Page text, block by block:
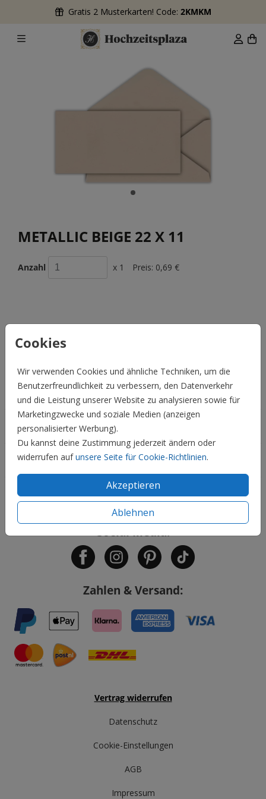
Gratis 2 Musterkarten! Code: 2KMKM
Cookies
Wir verwenden Cookies und ähnliche Techniken, um die
Benutzerfreundlichkeit zu verbessern, den Datenverkehr
und die Leistung unserer Website zu analysieren sowie für
Marketingzwecke und soziale Medien (anzeigen
personalisierter Werbung).
Du kannst deine Zustimmung jederzeit ändern oder
widerrufen aufunsere Seite für Cookie-Richtlinien.
Akzeptieren
Ablehnen
METALLIC BEIGE 22 X 11
Anzahl x 1 Preis: 0,69 €
BESCHREIBUNG
metallic beige 22 x 11
Preis:0,69 € für 1
Hochzeit
Familie & Feiertage
Informationen
Service
Social Media:
Zahlen & Versand:
Vertrag widerrufen
Datenschutz
Cookie-Einstellungen
AGB
Impressum